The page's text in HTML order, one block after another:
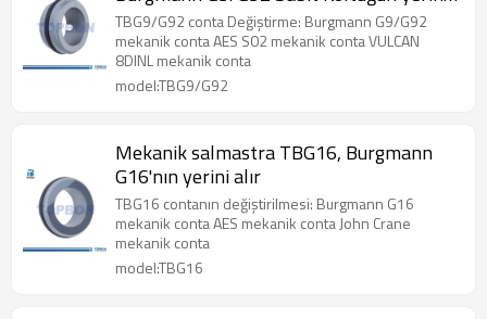
geçer
TBG9/G92 conta Değiştirme: Burgmann G9/G92
mekanik conta AES S02 mekanik conta VULCAN
8DINL mekanik conta
model:TBG9/G92
Mekanik salmastra TBG16, Burgmann
G16'nın yerini alır
TBG16 contanın değiştirilmesi: Burgmann G16
mekanik conta AES mekanik conta John Crane
mekanik conta
model:TBG16